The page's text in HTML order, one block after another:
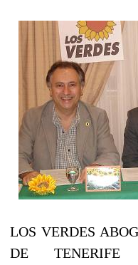
LOS VERDES
DE TENERIFE